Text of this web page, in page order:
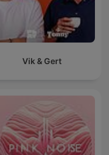
Vik & Gert